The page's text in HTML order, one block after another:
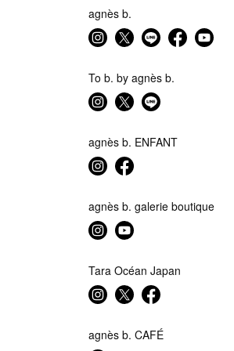
agnès b.
To b. by agnès b.
agnès b. ENFANT
agnès b. galerie boutique
Tara Océan Japan
agnès b. CAFÉ